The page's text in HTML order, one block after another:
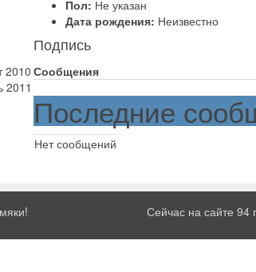
2010
2011
Пол: Не указан
Дата рождения: Неизвестно
Подпись
Сообщения
Последние
Нет сообщений
Сейчас на сайте 94